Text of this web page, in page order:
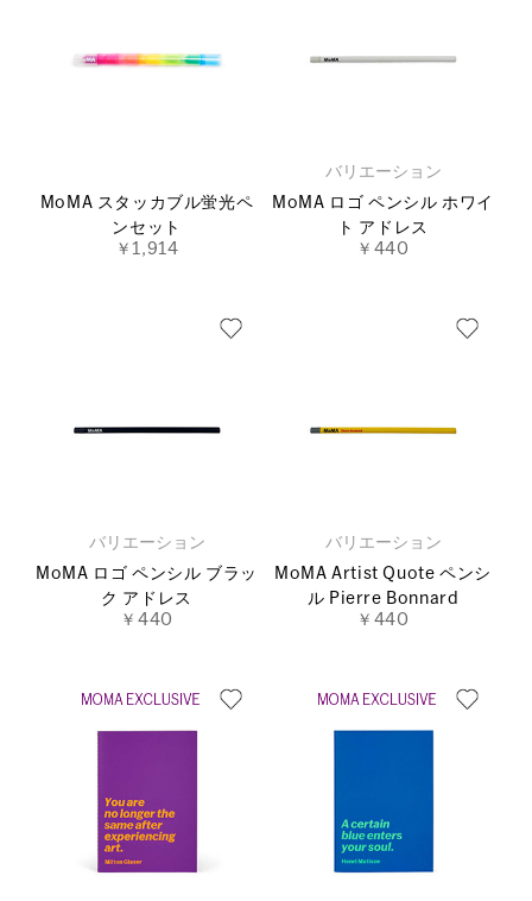
MoMA スタッカブル蛍光ペ
ンセット
￥1,914
バリエーション
MoMA ロゴ ペンシル ホワイ
ト アドレス
￥440
バリエーション
MoMA ロゴ ペンシル ブラッ
ク アドレス
￥440
バリエーション
MoMA Artist Quote ペンシ
ル Pierre Bonnard
￥440